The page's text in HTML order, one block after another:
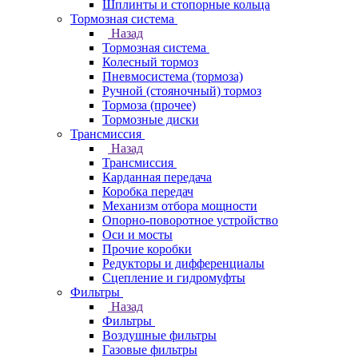
Шплинты и стопорные кольца
Тормозная система
Назад
Тормозная система
Колесный тормоз
Пневмосиcтема (тормоза)
Ручной (стояночный) тормоз
Тормоза (прочее)
Тормозные диски
Трансмиссия
Назад
Трансмиссия
Карданная передача
Коробка передач
Механизм отбора мощности
Опорно-поворотное устройство
Оси и мосты
Прочие коробки
Редукторы и дифференциалы
Сцепление и гидромуфты
Фильтры
Назад
Фильтры
Воздушные фильтры
Газовые фильтры